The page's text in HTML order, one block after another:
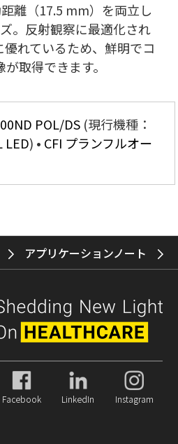
離（17.5 mm）を両立し
。反射観察に最適化され
れているため、鮮明でコ
取得できます。
POL/DS (現行機種：
LED)
CFI プランフルオー
アプリケーションノート
Facebook LinkedIn Instagram